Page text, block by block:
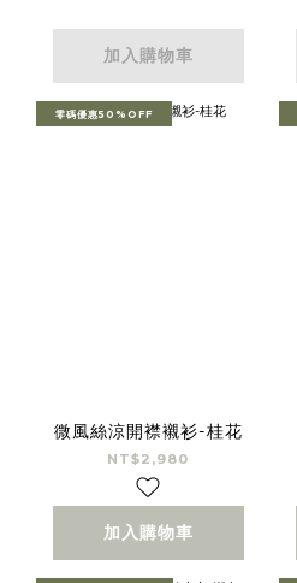
加入購物車
零碼優惠50%OFF
微風絲涼開襟襯衫-桂花
NT$2,980
加入購物車